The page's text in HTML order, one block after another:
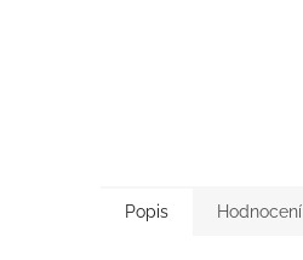
Popis Hodnocení